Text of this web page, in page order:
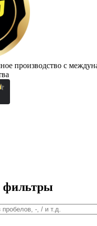
производство с